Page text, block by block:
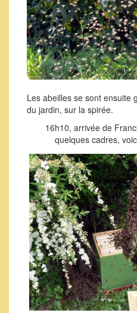
Les abeilles se sont ensuite
du jardin, sur la spirée.
16h10, arrivée de
quelques cadres,